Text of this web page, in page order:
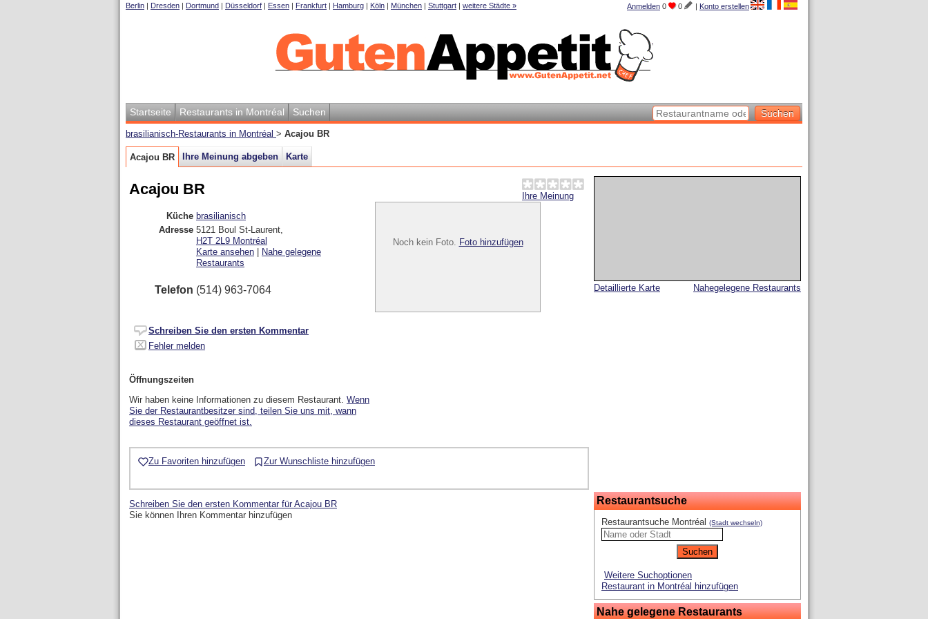
Anmelden 0 0 | Konto erstellen
Berlin | Dresden | Dortmund | Düsseldorf | Essen | Frankfurt | Hamburg | Köln | München | Stuttgart | weitere Städte »
Startseite Restaurants in Montréal Suchen
brasilianisch-Restaurants in Montréal > Acajou BR
Acajou BR Ihre Meinung abgeben Karte
Nahegelegene Restaurants
Detaillierte Karte
Restaurantsuche
Restaurantsuche Montréal (Stadt wechseln)
Weitere Suchoptionen
Restaurant in Montréal hinzufügen
Nahe gelegene Restaurants
Ihre Meinung
Acajou BR
Noch kein Foto. Foto hinzufügen
Küche brasilianisch
Adresse 5121 Boul St-Laurent,
H2T 2L9 Montréal
Karte ansehen
Nahe gelegene
Restaurants
Telefon (514) 963-7064
Schreiben Sie den ersten Kommentar
Fehler melden
Öffnungszeiten
Wir haben keine Informationen zu diesem Restaurant. Wenn
Sie der Restaurantbesitzer sind, teilen Sie uns mit, wann
dieses Restaurant geöffnet ist.
Zu Favoriten hinzufügen Zur Wunschliste hinzufügen
Schreiben Sie den ersten Kommentar für Acajou BR
Sie können Ihren Kommentar hinzufügen